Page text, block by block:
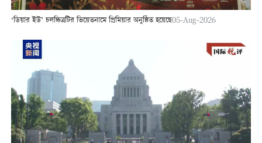
‘ডিয়ার ইউ’ চলচ্চিত্রটির ভিয়েতনামে প্রিমিয়ার অনুষ্ঠিত হয়েছে05-Aug-2026